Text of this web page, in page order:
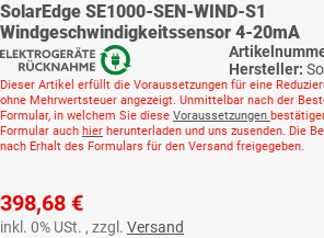
SolarEdge SE1000-SEN-WIND-S1
Windgeschwindigkeitssensor 4-20mA
Hersteller:
Dieser Artikel erfüllt die Voraussetzungen für eine
ohne Mehrwertsteuer angezeigt. Unmittelbar nach der
Formular, in welchem Sie diese Voraussetzungen
Formular auch hier herunterladen und uns zusenden. Die
nach Erhalt des Formulars für den Versand freigegeben.
398,68 €
inkl. 0% USt. , zzgl. Versand